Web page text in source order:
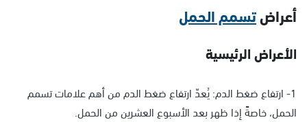
أعراضتسمم الحمل
الأعراض الرئيسية
1- ارتفاع ضغط الدم: يُعدّ ارتفاع ضغط الدم من أهم علامات تسمم
الحمل، خاصةً إذا ظهر بعد الأسبوع العشرين من الحمل.